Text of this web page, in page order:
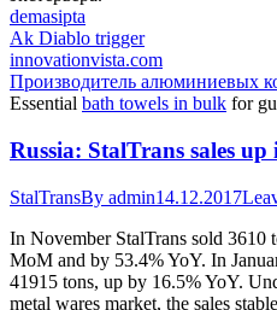
demasipta
Ak Diablo trigger
innovationvista.com
Производитель алюминиевых
Essential bath towels in bulk for
Russia: StalTrans sales
StalTransBy admin14.12.2017
In November StalTrans sold 3610
MoM and by 53.4% YoY. In
41915 tons, up by 16.5% YoY.
metal wares market, the sales